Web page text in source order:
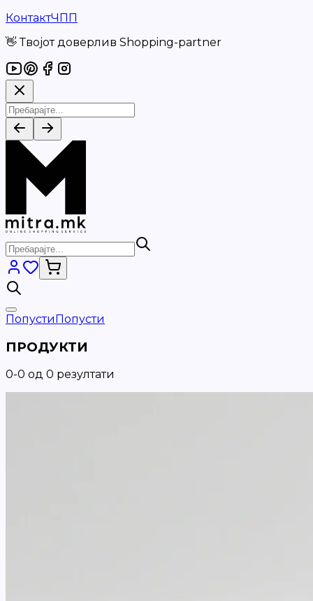
КонтактЧПП
👋 Твојот доверлив Shopping-partner
ПопустиПопусти
ПРОДУКТИ
0-0 од 0 резултати